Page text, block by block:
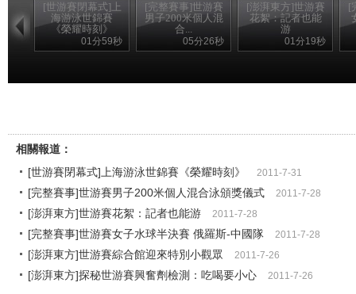
[世游賽閉幕式]上
海游泳世錦賽
《榮耀時刻》
01分59秒
[完整賽事]世游賽
男子200米個人混
合...
05分26秒
[澎湃東方]世游賽
花絮：記者也能
游
01分19秒
[
相關報道：
[世游賽閉幕式]上海游泳世錦賽《榮耀時刻》
2011-7-31
[完整賽事]世游賽男子200米個人混合泳頒獎儀式 2011-7-28
[澎湃東方]世游賽花絮：記者也能游 2011-7-28
[完整賽事]世游賽女子水球半決賽 俄羅斯-中國隊 2011-7-28
[澎湃東方]世游賽綜合館迎來特別小觀眾 2011-7-26
[澎湃東方]探秘世游賽興奮劑檢測：吃喝要小心 2011-7-26